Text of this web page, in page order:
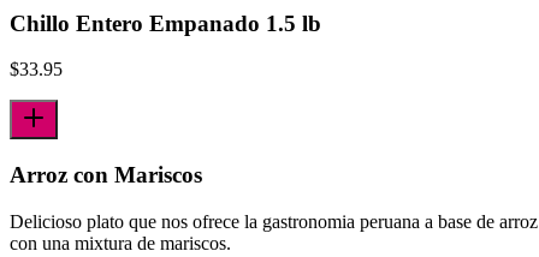
Chillo Entero Empanado 1.5 lb
$33.95
Arroz con Mariscos
Delicioso plato que nos ofrece la gastronomia peruana a base de arroz
con una mixtura de mariscos.